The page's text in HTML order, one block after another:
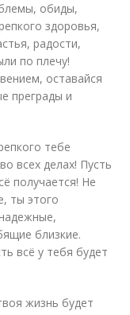
обиды,
здоровья,
радости,
по плечу!
оставайся
преграды и
тебе
всех делах! Пусть
получается! Не
ты этого
близкие.
всё у тебя будет
жизнь будет